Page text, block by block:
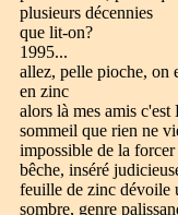
plusieurs décennies
que lit-on?
1995...
allez, pelle pioche, on
en zinc
alors là mes amis
sommeil que rien ne
impossible de la
bêche, inséré
feuille de zinc dévoile
sombre, genre